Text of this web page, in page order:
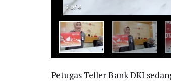
1of 4
Petugas Teller Bank DKI